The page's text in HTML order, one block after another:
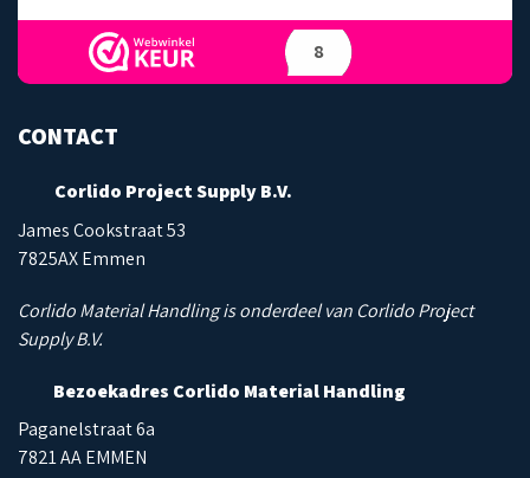
8
CONTACT
Corlido Project Supply B.V.
James Cookstraat 53
7825AX Emmen
Corlido Material Handling is onderdeel van Corlido Project
Supply B.V.
Bezoekadres Corlido Material Handling
Paganelstraat 6a
7821 AA EMMEN